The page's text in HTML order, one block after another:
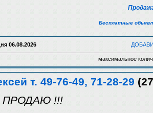
Бесплатные
06.08.2026
максимальное
т. 49-76-49, 71-28-29
ПРОДАЮ !!!